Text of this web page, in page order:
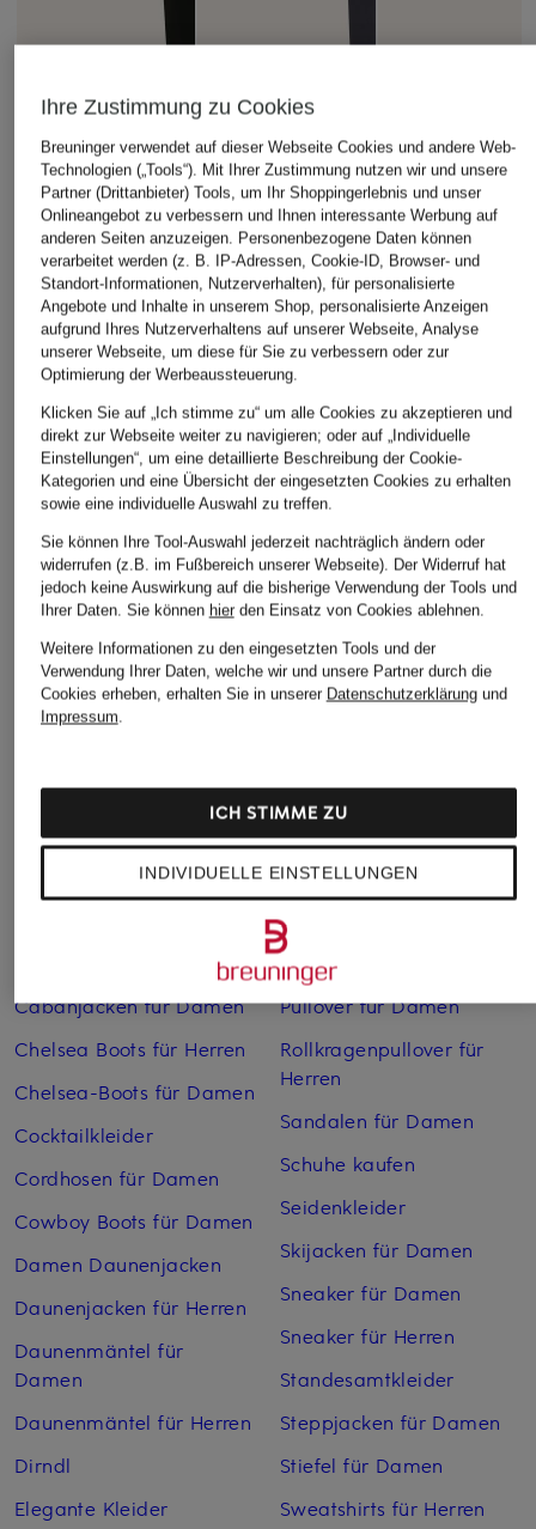
SANDRO
3/4-Hose
235 €
+Aktionsrabatt
lilienfels
7/8-Hose
99,99 €
Bestpreis:169,99 €
RIANI
Hose
229,99 €
Weitere Kategorien
Abendkleider
Anzüge für Herren
Bikinis Damen
Braune Stiefel für Damen
Cabanjacken für Damen
Chelsea Boots für Herren
Chelsea-Boots für Damen
Cocktailkleider
Cordhosen für Damen
Cowboy Boots für Damen
Damen Daunenjacken
Daunenjacken für Herren
Daunenmäntel für
Damen
Daunenmäntel für Herren
Dirndl
Elegante Kleider
Kleider
Lange Ballkleider
Lederjacken für Damen
Mäntel für Damen
Parkas für Herren
Pullover für Damen
Rollkragenpullover für
Herren
Sandalen für Damen
Schuhe kaufen
Seidenkleider
Skijacken für Damen
Sneaker für Damen
Sneaker für Herren
Standesamtkleider
Steppjacken für Damen
Stiefel für Damen
Sweatshirts für Herren
Ihre Zustimmung zu Cookies
Breuninger verwendet auf dieser Webseite Cookies und andere Web-
Technologien („Tools“). Mit Ihrer Zustimmung nutzen wir und unsere
Partner (Drittanbieter) Tools, um Ihr Shoppingerlebnis und unser
Onlineangebot zu verbessern und Ihnen interessante Werbung auf
anderen Seiten anzuzeigen. Personenbezogene Daten können
verarbeitet werden (z. B. IP-Adressen, Cookie-ID, Browser- und
Standort-Informationen, Nutzerverhalten), für personalisierte
Angebote und Inhalte in unserem Shop, personalisierte Anzeigen
aufgrund Ihres Nutzerverhaltens auf unserer Webseite, Analyse
unserer Webseite, um diese für Sie zu verbessern oder zur
Optimierung der Werbeaussteuerung.
Klicken Sie auf „Ich stimme zu“ um alle Cookies zu akzeptieren und
direkt zur Webseite weiter zu navigieren; oder auf „Individuelle
Einstellungen“, um eine detaillierte Beschreibung der Cookie-
Kategorien und eine Übersicht der eingesetzten Cookies zu erhalten
sowie eine individuelle Auswahl zu treffen.
Sie können Ihre Tool-Auswahl jederzeit nachträglich ändern oder
widerrufen (z.B. im Fußbereich unserer Webseite). Der Widerruf hat
jedoch keine Auswirkung auf die bisherige Verwendung der Tools und
Ihrer Daten. Sie können hierden Einsatz von Cookies ablehnen.
Weitere Informationen zu den eingesetzten Tools und der
Verwendung Ihrer Daten, welche wir und unsere Partner durch die
Cookies erheben, erhalten Sie in unserer Datenschutzerklärungund
Impressum.
INDIVIDUELLE EINSTELLUNGEN
ICH STIMME ZU